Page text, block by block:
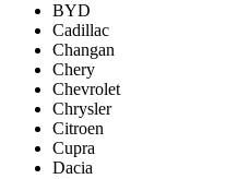
BYD
Cadillac
Changan
Chery
Chevrolet
Chrysler
Citroen
Cupra
Dacia